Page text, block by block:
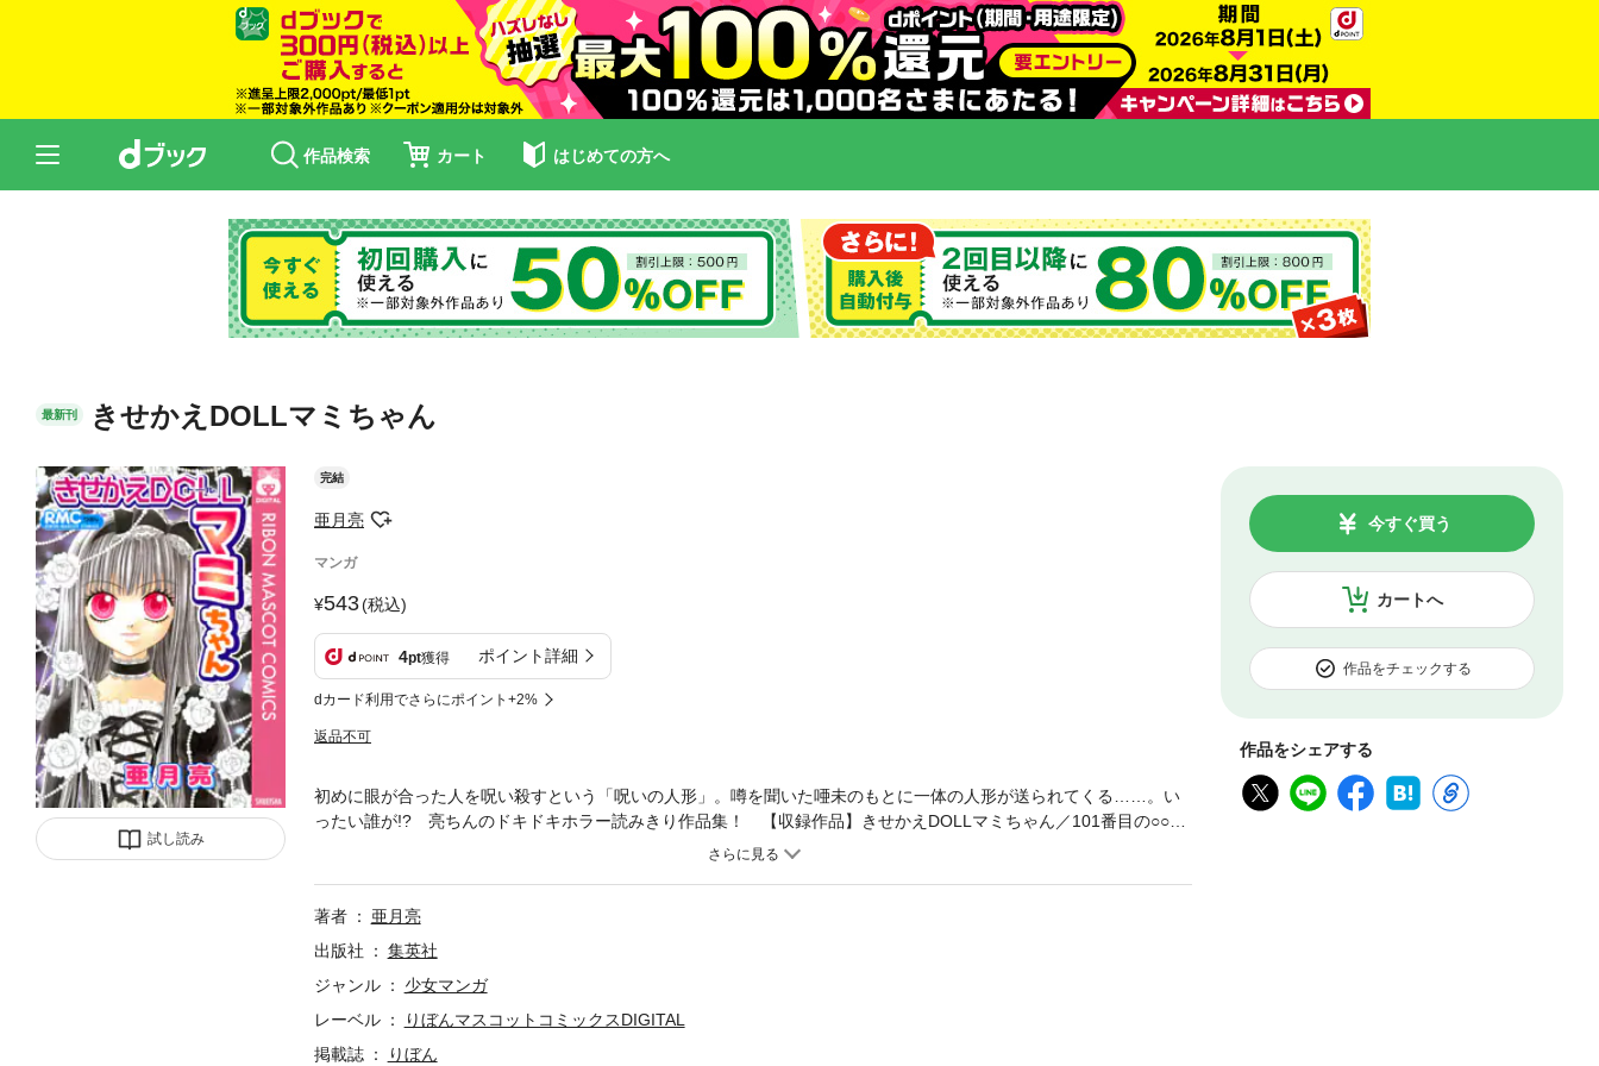
作品検索 カート はじめての方へ
最新刊 きせかえDOLLマミちゃん
試し読み
完結
亜月亮
マンガ
543(税込)
4pt獲得 ポイント詳細
dカード利用でさらにポイント+2%
返品不可
カートへ
今すぐ買う
作品をチェックする
作品をシェアする
初めに眼が合った人を呪い殺すという「呪いの人形」。噂を聞いた唖未のもとに一体の人形が送られてくる……。い
ったい誰が!? 亮ちんのドキドキホラー読みきり作品集！ 【収録作品】きせかえDOLLマミちゃん／101番目の○○○
ちゃん／魔夏少年／ダークサイド／きせかえDOLLマミちゃん if～もしも呪いが成功したら～
著者
亜月亮
出版社
集英社
ジャンル
少女マンガ
レーベル
りぼんマスコットコミックスDIGITAL
掲載誌
りぼん